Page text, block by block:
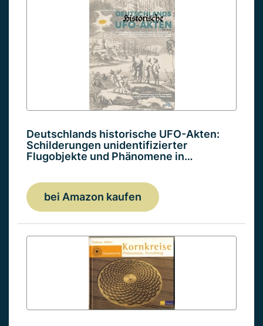
Deutschlands historische UFO-Akten:
Schilderungen unidentifizierter
Flugobjekte und Phänomene in…
bei Amazon kaufen